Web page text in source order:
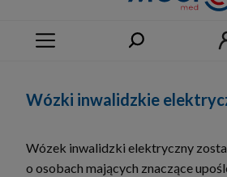
Wózki inwalidzkie
Wózek inwalidzki elektryczny
o osobach mających znaczące